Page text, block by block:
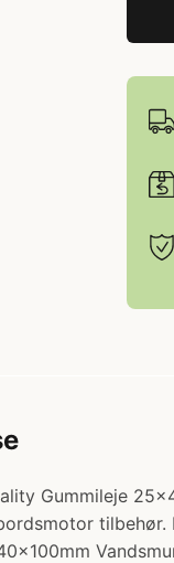
Gummileje
tilbehør.